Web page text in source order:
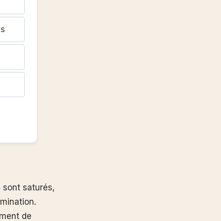
sont saturés,
de